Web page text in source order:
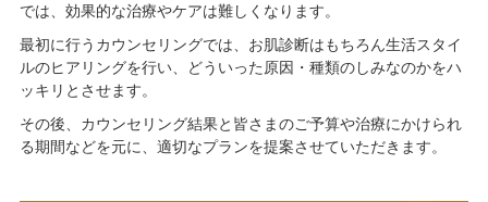
では、効果的な治療やケアは難しくなります。
最初に行うカウンセリングでは、お肌診断はもちろん生活スタイ
ルのヒアリングを行い、どういった原因・種類のしみなのかをハ
ッキリとさせます。
その後、カウンセリング結果と皆さまのご予算や治療にかけられ
る期間などを元に、適切なプランを提案させていただきます。